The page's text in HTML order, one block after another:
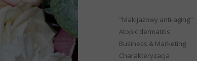
"Makijażowy anti-aging"
Atopic dermatitis
Business & Marketing
Charakteryzacja